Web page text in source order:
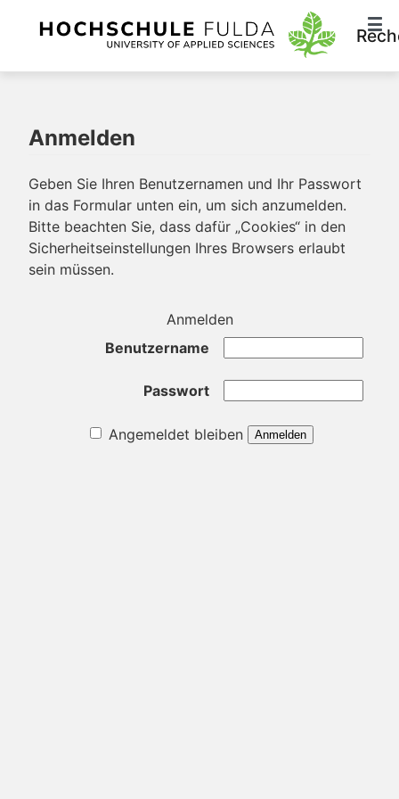
Anmelden
Geben Sie Ihren Benutzernamen und Ihr Passwort
in das Formular unten ein, um sich anzumelden.
Bitte beachten Sie, dass dafür „Cookies“ in den
Sicherheitseinstellungen Ihres Browsers erlaubt
sein müssen.
Anmelden
Benutzername
Passwort
Angemeldet bleiben Anmelden